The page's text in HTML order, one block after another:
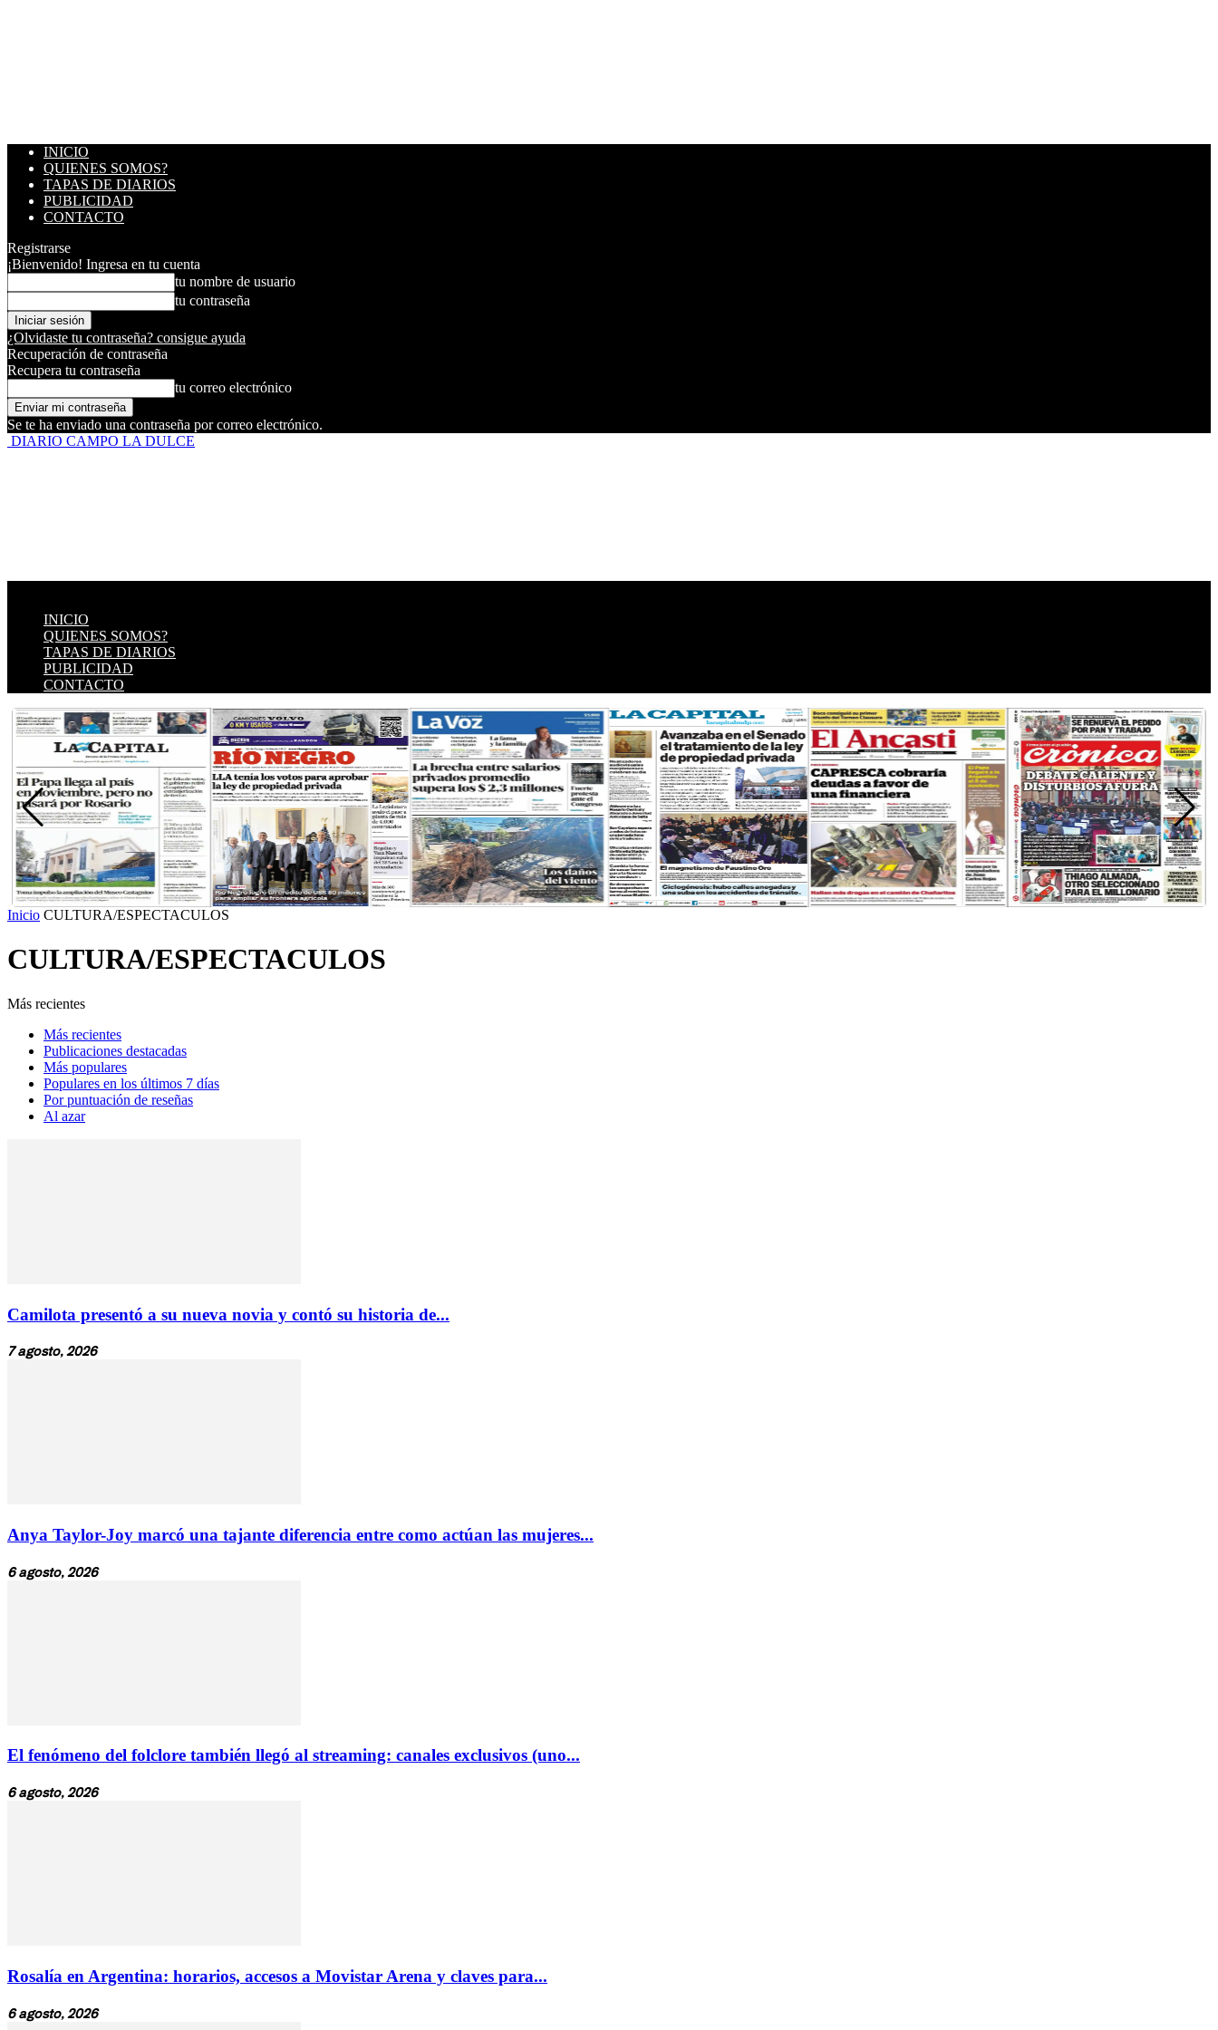
INICIO
QUIENES SOMOS?
TAPAS DE DIARIOS
PUBLICIDAD
CONTACTO
Registrarse
¡Bienvenido! Ingresa en tu cuenta
tu nombre de usuario
tu contraseña
¿Olvidaste tu contraseña? consigue ayuda
Recuperación de contraseña
Recupera tu contraseña
tu correo electrónico
Se te ha enviado una contraseña por correo electrónico.
DIARIO CAMPO LA DULCE
INICIO
QUIENES SOMOS?
TAPAS DE DIARIOS
PUBLICIDAD
CONTACTO
Inicio CULTURA/ESPECTACULOS
CULTURA/ESPECTACULOS
Más recientes
Más recientes
Publicaciones destacadas
Más populares
Populares en los últimos 7 días
Por puntuación de reseñas
Al azar
Camilota presentó a su nueva novia y contó su historia de...
7 agosto, 2026
Anya Taylor-Joy marcó una tajante diferencia entre como actúan las mujeres...
6 agosto, 2026
El fenómeno del folclore también llegó al streaming: canales exclusivos (uno...
6 agosto, 2026
Rosalía en Argentina: horarios, accesos a Movistar Arena y claves para...
6 agosto, 2026